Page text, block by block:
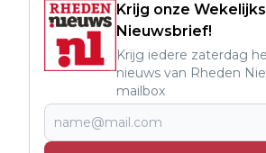
Krijg onze
Nieuwsbrief!
Krijg iedere zaterdag
nieuws van Rheden
mailbox